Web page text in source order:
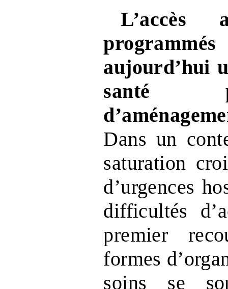
L’accès
aujourd’hui
santé
Dans un
saturation
d’urgences
difficultés
premier
formes
soins se